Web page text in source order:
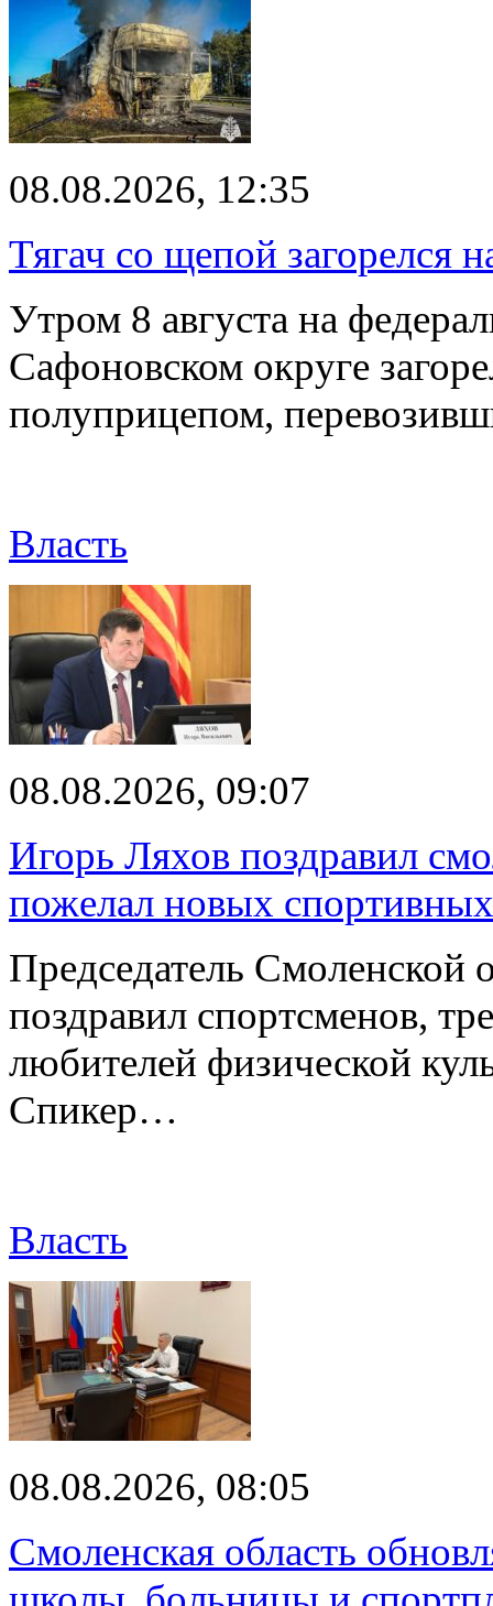
08.08.2026, 12:35
Тягач со щепой загорелся
Утром 8 августа на
Сафоновском округе
полуприцепом,
Власть
08.08.2026, 09:07
Игорь Ляхов поздравил
пожелал новых
Председатель
поздравил спортсменов,
любителей физической
Спикер…
Власть
08.08.2026, 08:05
Смоленская область